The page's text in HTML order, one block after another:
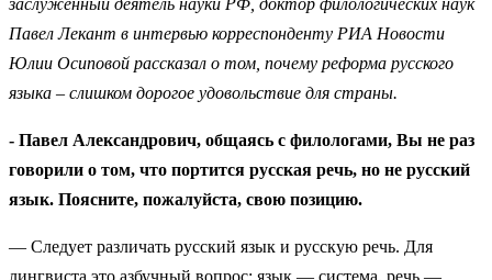
Павел Лекант в интервью корреспонденту РИА Новости
Юлии Осиповой рассказал о том, почему реформа русского
языка – слишком дорогое удовольствие для страны.
- Павел Александрович, общаясь с филологами, Вы не раз
говорили о том, что портится русская речь, но не русский
язык. Поясните, пожалуйста, свою позицию.
— Следует различать русский язык и русскую речь. Для
лингвиста это азбучный вопрос: язык — система, речь —